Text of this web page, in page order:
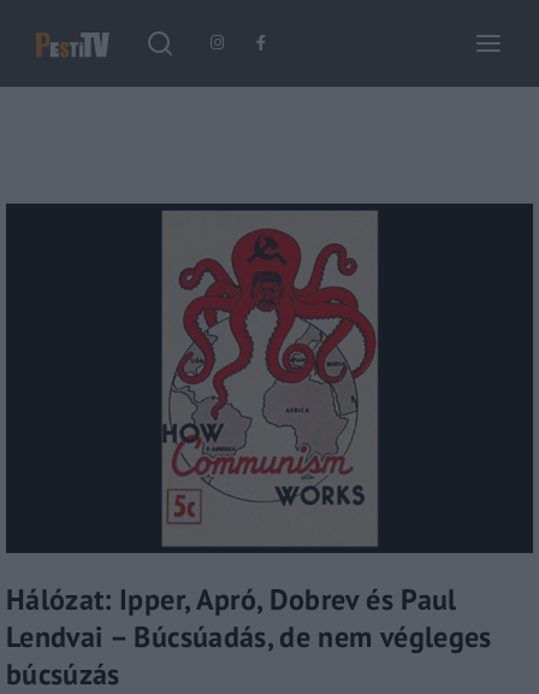
Hálózat: Ipper, Apró, Dobrev és Paul
Lendvai – Búcsúadás, de nem végleges
búcsúzás
Login Register
SIGN IN
Remember Me
Lost Your Password?
By signing in, you agree to
our terms and conditions
and our
privacy policy.